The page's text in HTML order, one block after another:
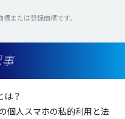
または登録商標です。
は？
個人スマホの私的利用と法